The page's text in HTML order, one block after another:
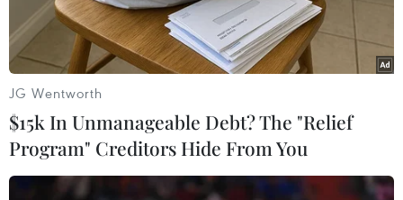
#Chevron #ExxonMobil #Hess
#Thăm dò dầu khí
#Dầu đá phiến
#Mua bán-sáp nhập Mỹ
Theo dõi VietnamPlus
JG Wentworth
$15k In Unmanageable Debt? The "Relief
Program" Creditors Hide From You